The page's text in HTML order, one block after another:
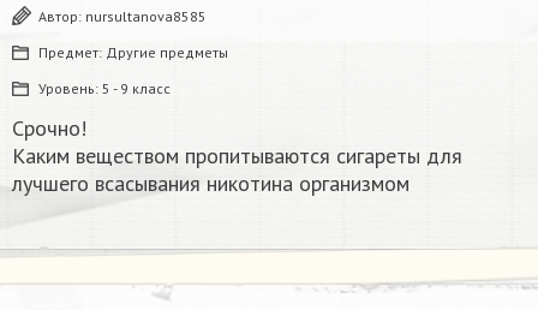
Автор: nursultanova8585
Предмет: Другие предметы
Уровень: 5 - 9 класс
Срочно!
Каким веществом пропитываются сигареты для
лучшего всасывания никотина организмом​